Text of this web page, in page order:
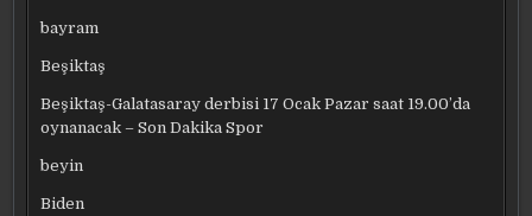
bayram
Beşiktaş
Beşiktaş-Galatasaray derbisi 17 Ocak Pazar saat 19.00’da
oynanacak – Son Dakika Spor
beyin
Biden